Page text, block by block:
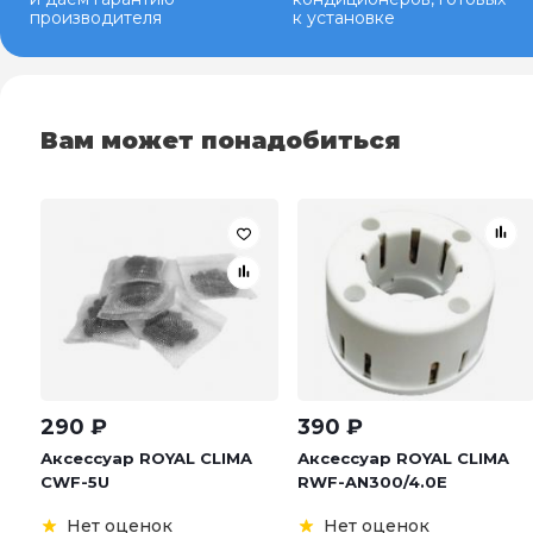
производителя
к установке
Вам может понадобиться
290 ₽
Аксессуар ROYAL CLIMA
CWF-5U
Нет оценок
390 ₽
Аксессуар ROYAL CLIMA
RWF-AN300/4.0E
Нет оценок